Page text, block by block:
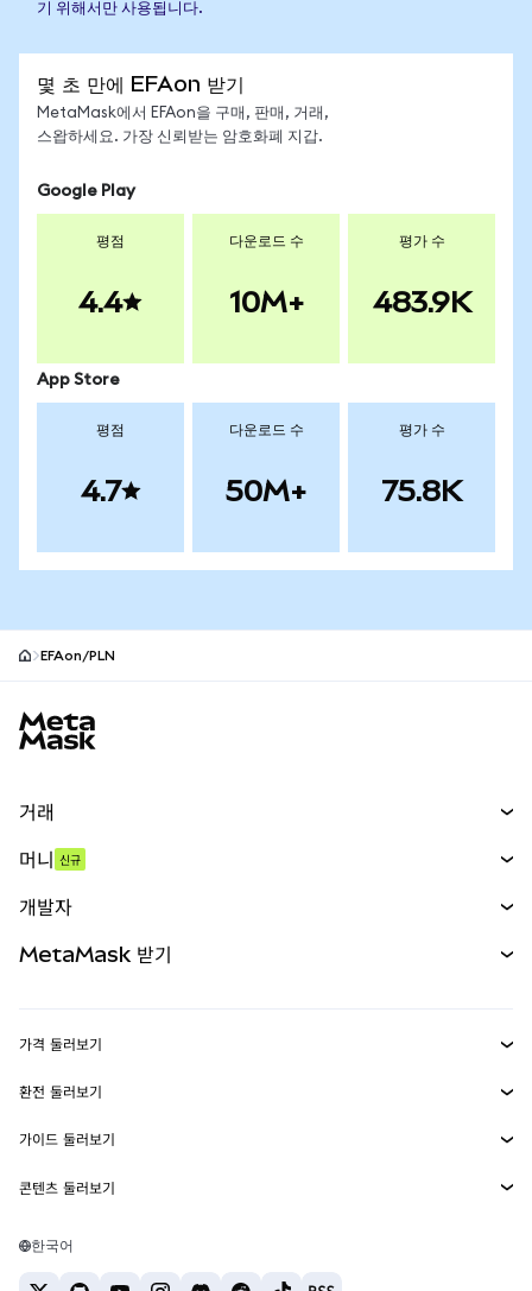
기 위해서만 사용됩니다.
몇 초 만에 EFAon 받기
MetaMask에서 EFAon을 구매, 판매, 거래,
스왑하세요. 가장 신뢰받는 암호화폐 지갑.
Google Play
평점
4.4
다운로드 수
10M+
평가 수
483.9K
App Store
평점
4.7
다운로드 수
50M+
평가 수
75.8K
EFAon/PLN
거래
무기한 선물
실물자산
머니 신규
개발자
MetaMask Connect
Snaps
웹3 서비스
MetaMask 받기
보안
고객 지원
채용
가격 둘러보기
이더리움 가격
솔라나 가격
테더 가격
환전 둘러보기
ETH를 USD로 환전
USDT를 INR로 환전
BTC를 INR로 환전
가이드 둘러보기
ETH 매수
콘텐츠 둘러보기
솔라나 지갑
한국어